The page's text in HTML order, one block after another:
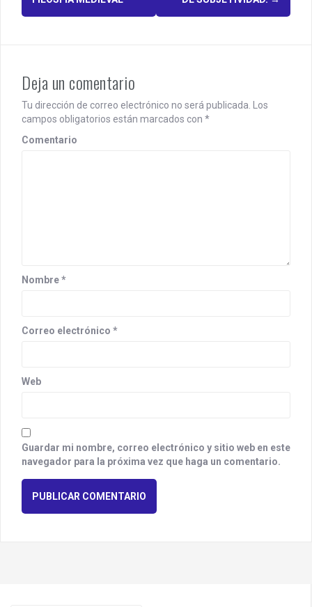
t
a
v
i
g
n
Deja un comentario
Tu dirección de correo electrónico no será publicada.
Los
campos obligatorios están marcados con *
Comentario
Nombre*
Correo electrónico *
Web
Guardar mi nombre, correo electrónico y sitio web en este
navegador para la próxima vez que haga un comentario.